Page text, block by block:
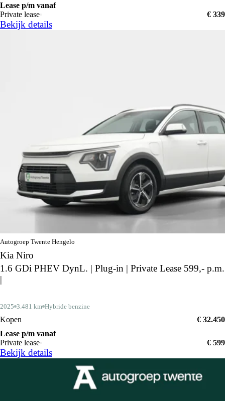
Lease p/m vanaf
Private lease
€ 339
Bekijk details
Autogroep Twente Hengelo
Kia Niro
1.6 GDi PHEV DynL. | Plug-in | Private Lease 599,- p.m.
|
2025 3.481 km Hybride benzine
Kopen
€ 32.450
Lease p/m vanaf
Private lease
€ 599
Bekijk details